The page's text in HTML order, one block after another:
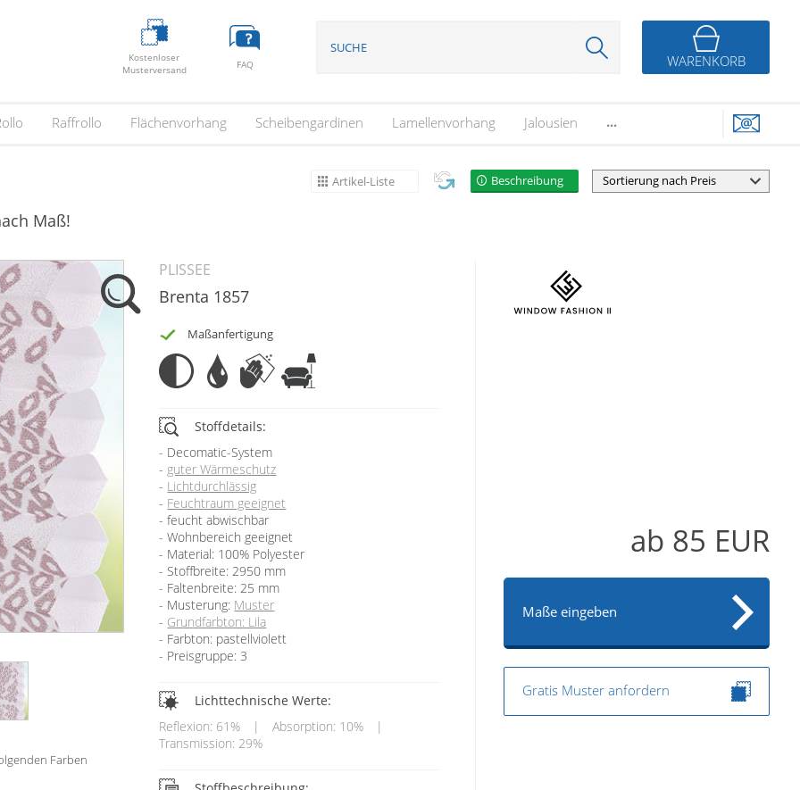
Kostenloser
Musterversand
FAQ WARENKORB
Raffrollo Flächenvorhang Scheibengardinen Lamellenvorhang Jalousien ...
Artikel-Liste Beschreibung
Maß!
Farben
PLISSEE
Brenta 1857
Maßanfertigung
Stoffdetails:
Decomatic-System
guter Wärmeschutz
Lichtdurchlässig
Feuchtraum geeignet
feucht abwischbar
Wohnbereich geeignet
Material: 100% Polyester
Stoffbreite: 2950 mm
Faltenbreite: 25 mm
Musterung: Muster
Grundfarbton: Lila
Farbton: pastellviolett
Preisgruppe: 3
Lichttechnische Werte:
Reflexion: 61%
| Absorption: 10%
|
Transmission: 29%
ab 85 EUR
Maße eingeben
Gratis Muster anfordern